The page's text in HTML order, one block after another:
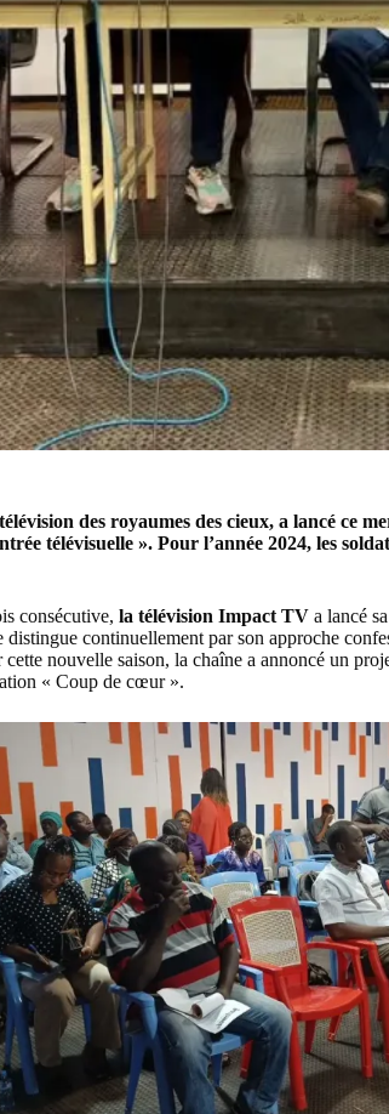
des royaumes des cieux, a lancé ce
télévisuelle ». Pour l’année 2024, les
consécutive, la télévision Impact TV a lancé
continuellement par son approche
cette nouvelle saison, la chaîne a annoncé un
« Coup de cœur ».